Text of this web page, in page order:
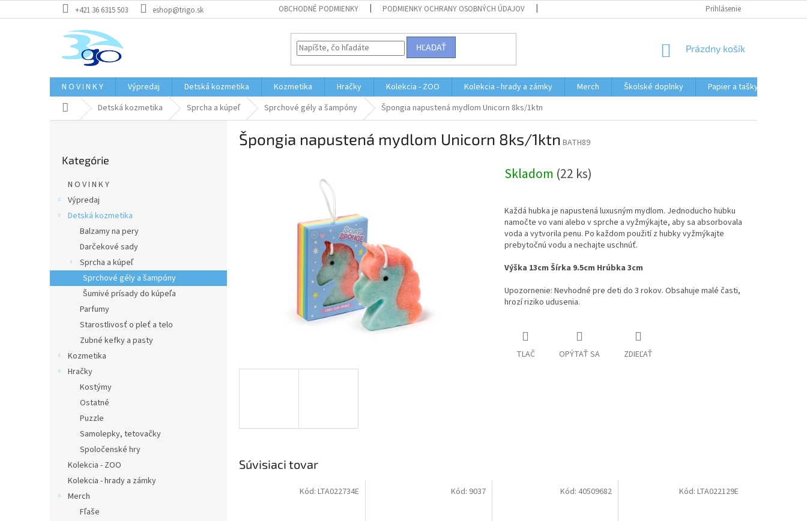
na
+421 36 6315 503 eshop@trigo.sk OBCHODNÉ PODMIENKY PODMIENKY OCHRANY OSOBNÝCH ÚDAJOV MOJA OBJEDNÁVKAPrihlásenie
HĽADAŤ
NÁKUPNÝ
Prázdny košík
N O V I N K Y Výpredaj Detská kozmetika Kozmetika Hračky Kolekcia - ZOO Kolekcia - hrady a zámky Merch Školské doplnky Papier a tašky
DomovDetská kozmetika Sprcha a kúpeľ Sprchové gély a šampóny Špongia napustená mydlom Unicorn 8ks/1ktn
kategórie
Kategórie
N O V I N K Y
Výpredaj
Detská kozmetika
Balzamy na pery
Darčekové sady
Sprcha a kúpeľ
Sprchové gély a šampóny
Šumivé prísady do kúpeľa
Parfumy
Starostlivosť o pleť a telo
Zubné kefky a pasty
Kozmetika
Hračky
Kostýmy
Ostatné
Puzzle
Samolepky, tetovačky
Spoločenské hry
Kolekcia - ZOO
Kolekcia - hrady a zámky
Merch
Fľaše
Špongia napustená mydlom Unicorn 8ks/1ktn BATH89
Skladom (22 ks)
Každá hubka je napustená luxusným mydlom. Jednoducho hubku
namočte vo vani alebo v sprche a vyžmýkajte, aby sa absorbovala
voda a vytvorila penu. Po každom použití z hubky vyžmýkajte
prebytočnú vodu a nechajte uschnúť.
Výška 13cm Šírka 9.5cm Hrúbka 3cm
Upozornenie: Nevhodné pre deti do 3 rokov. Obsahuje malé časti,
hrozí riziko udusenia.
TLAČ OPÝTAŤ SA ZDIEĽAŤ
Súvisiaci tovar
Kód: LTA022734E Kód: 9037 Kód: 40509682 Kód: LTA022129E